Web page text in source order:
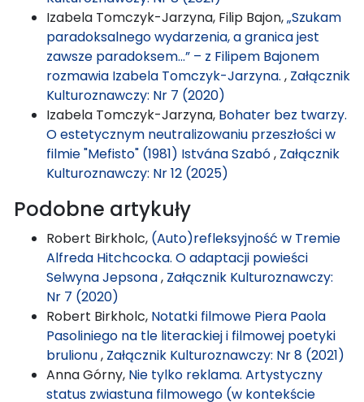
Izabela Tomczyk-Jarzyna, Filip Bajon,„Szukam
paradoksalnego wydarzenia, a granica jest
zawsze paradoksem…” – z Filipem Bajonem
rozmawia Izabela Tomczyk-Jarzyna. , Załącznik
Kulturoznawczy: Nr 7 (2020)
Izabela Tomczyk-Jarzyna, Bohater bez twarzy.
O estetycznym neutralizowaniu przeszłości w
filmie "Mefisto" (1981) Istvána Szabó, Załącznik
Kulturoznawczy: Nr 12 (2025)
Podobne artykuły
Robert Birkholc, (Auto)refleksyjność w Tremie
Alfreda Hitchcocka. O adaptacji powieści
Selwyna Jepsona, Załącznik Kulturoznawczy:
Nr 7 (2020)
Robert Birkholc, Notatki filmowe Piera Paola
Pasoliniego na tle literackiej i filmowej poetyki
brulionu, Załącznik Kulturoznawczy: Nr 8 (2021)
Anna Górny, Nie tylko reklama. Artystyczny
status zwiastuna filmowego (w kontekście